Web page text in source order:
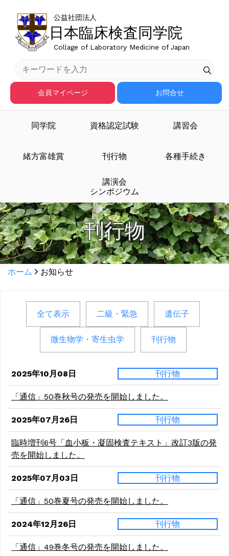
日本臨床検査同学院
公益社団法人
Collage of Laboratory Medicine of Japan
会員マイページ お問合せ
同学院 資格認定試験 講習会
緒方富雄賞 刊行物 各種手続き
講演会
シンポジウム
刊行物
ホーム お知らせ
全て表示 二級・緊急 遺伝子
微生物学・寄生虫学 刊行物
2025年10月08日 刊行物
「通信」50巻秋号の発売を開始しました。
2025年07月26日 刊行物
臨時増刊6号「血小板・凝固検査テキスト」改訂3版の発
売を開始しました。
2025年07月03日 刊行物
「通信」50巻夏号の発売を開始しました。
2024年12月26日 刊行物
「通信」49巻冬号の発売を開始しました。